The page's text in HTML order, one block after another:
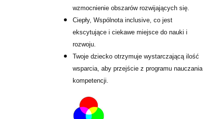
wzmocnienie obszarów rozwijających się.
Ciepły, Wspólnota inclusive, co jest
ekscytujące i ciekawe miejsce do nauki i
rozwoju.
Twoje dziecko otrzymuje wystarczającą ilość
wsparcia, aby przejście z programu nauczania
kompetencji.